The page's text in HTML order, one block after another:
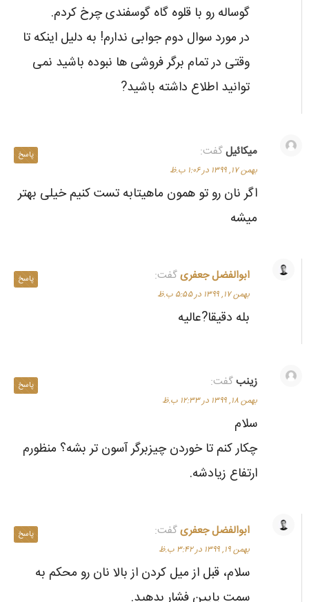
گوساله رو با قلوه گاه گوسفندی چرخ کردم.
در مورد سوال دوم جوابی ندارم! به دلیل اینکه تا
وقتی در تمام برگر فروشی ها نبوده باشید نمی
توانید اطلاع داشته باشید?
میکائیلگفت:
بهمن ۱۷, ۱۳۹۹ در ۱:۰۶ ب.ظ
اگر نان رو تو همون ماهیتابه تست کنیم خیلی بهتر
میشه
پاسخ
ابوالفضل جعفریگفت:
بهمن ۱۷, ۱۳۹۹ در ۵:۵۵ ب.ظ
بله دقیقا?عالیه
پاسخ
زینبگفت:
بهمن ۱۸, ۱۳۹۹ در ۱۲:۳۳ ب.ظ
سلام
چکار کنم تا خوردن چیزبرگر آسون تر بشه؟ منظورم
ارتفاع زیادشه.
پاسخ
ابوالفضل جعفریگفت:
بهمن ۱۹, ۱۳۹۹ در ۳:۴۲ ب.ظ
سلام، قبل از میل کردن از بالا نان رو محکم به
پاسخ